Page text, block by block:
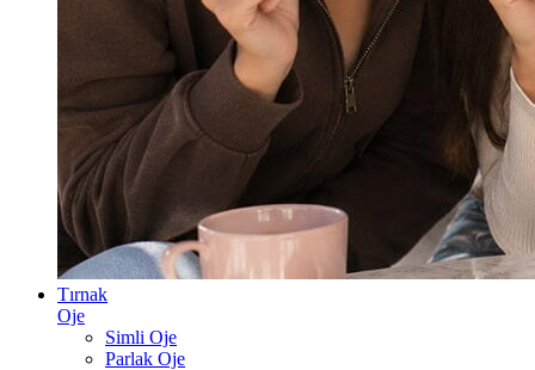
Tırnak
Oje
Simli Oje
Parlak Oje